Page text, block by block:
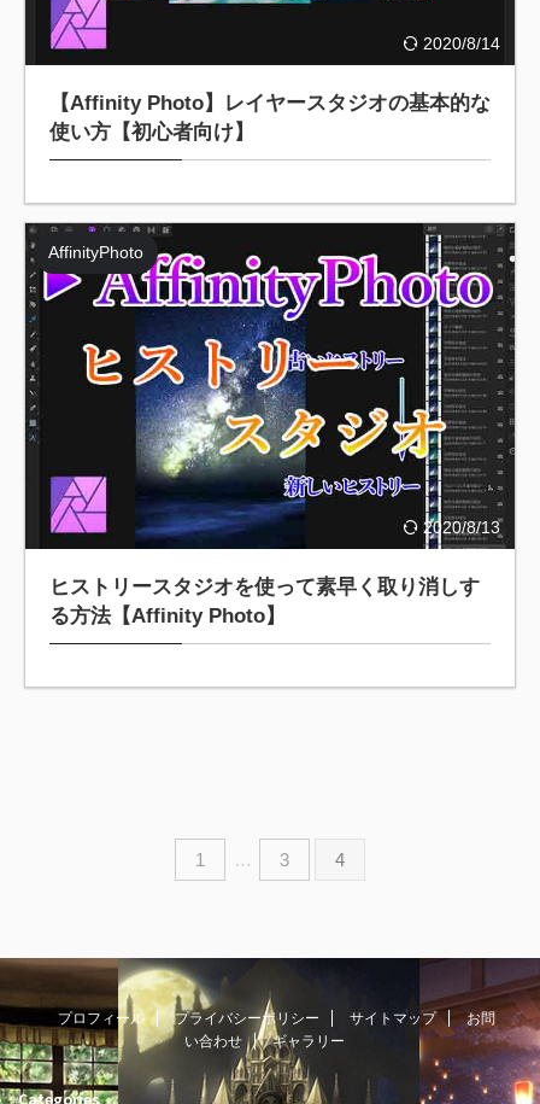
2020/8/14
【Affinity Photo】レイヤースタジオの基本的な
使い方【初心者向け】
2020/8/13
AffinityPhoto
ヒストリースタジオを使って素早く取り消しす
る方法【Affinity Photo】
1 … 3 4
プロフィール プライバシーポリシー サイトマップ
お問
い合わせ
ギャラリー
Categories